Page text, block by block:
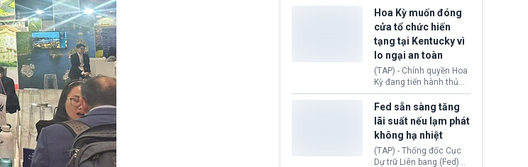
thêm danh tính khác
nhằm duy trì hoạt động
World Cup bị phanh phui,
Chủ tịch Gianni Infantino
tiếp tục đối mặt cáo
buộc dùng sức ép tài
chính để đổi lấy sự ủng
chính trị từ Liên đoàn
Bóng đá Jordan. Trước
áp lực dồn dập, FIFA phải
tổ chức cuộc họp khẩn ở
Morocco.
Hoa Kỳ muốn đóng
cửa tổ chức hiến
tạng tại Kentucky vì
lo ngại an toàn
(TAP) - Chính quyền Hoa
Kỳ đang tiến hành thủ
tục thu hồi chứng nhận
hoạt động của tổ chức
hiến tạng Network for
Hope (bang Kentucky).
Nguyên nhân vì đơn vị
này bị cáo buộc có nhiều
sai sót nghiêm trọng, vi
Fed sẵn sàng tăng
lãi suất nếu lạm phát
không hạ nhiệt
(TAP) - Thống đốc Cục
Dự trữ Liên bang (Fed)